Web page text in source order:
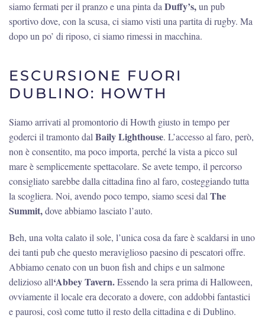
siamo fermati per il pranzo e una pinta da Duffy’s,un pub
sportivo dove, con la scusa, ci siamo visti una partita di rugby. Ma
dopo un po’ di riposo, ci siamo rimessi in macchina.
ESCURSIONE FUORI
DUBLINO: HOWTH
Siamo arrivati al promontorio di Howth giusto in tempo per
goderci il tramonto dal Baily Lighthouse. L’accesso al faro, però,
non è consentito, ma poco importa, perché la vista a picco sul
mare è semplicemente spettacolare. Se avete tempo, il percorso
consigliato sarebbe dalla cittadina fino al faro, costeggiando tutta
la scogliera. Noi, avendo poco tempo, siamo scesi dal The
Summit,dove abbiamo lasciato l’auto.
Beh, una volta calato il sole, l’unica cosa da fare è scaldarsi in uno
dei tanti pub che questo meraviglioso paesino di pescatori offre.
Abbiamo cenato con un buon fish and chips e un salmone
delizioso all‘Abbey Tavern.Essendo la sera prima di Halloween,
ovviamente il locale era decorato a dovere, con addobbi fantastici
e paurosi, così come tutto il resto della cittadina e di Dublino.